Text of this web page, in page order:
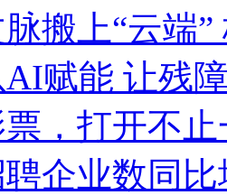
搬上“云端
赋能 让残
，打开不
企业数同比